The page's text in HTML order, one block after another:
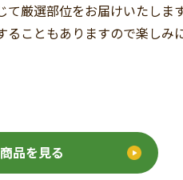
て厳選部位をお届けいたしま
ることもありますので楽しみ
商品を見る